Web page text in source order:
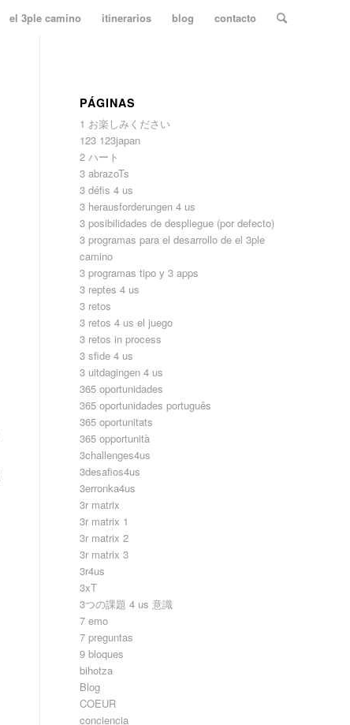
el 3ple camino itinerarios blog contacto
PÁGINAS
1 お楽しみください
123 123japan
2 ハート
3 abrazoTs
3 défis 4 us
3 herausforderungen 4 us
3 posibilidades de despliegue (por defecto)
3 programas para el desarrollo de el 3ple
camino
3 programas tipo y 3 apps
3 reptes 4 us
3 retos
3 retos 4 us el juego
3 retos in process
3 sfide 4 us
3 uitdagingen 4 us
365 oportunidades
365 oportunidades português
365 oportunitats
365 opportunità
3challenges4us
3desafios4us
3erronka4us
3r matrix
3r matrix 1
3r matrix 2
3r matrix 3
3r4us
3xT
3つの課題 4 us 意識
7 emo
7 preguntas
9 bloques
bihotza
Blog
COEUR
conciencia